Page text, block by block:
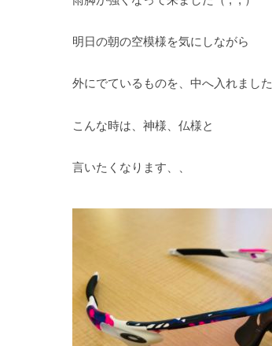
明日の朝の空模様を気にしながら
外にでているものを、中へ入れました
こんな時は、神様、仏様と
言いたくなります、、